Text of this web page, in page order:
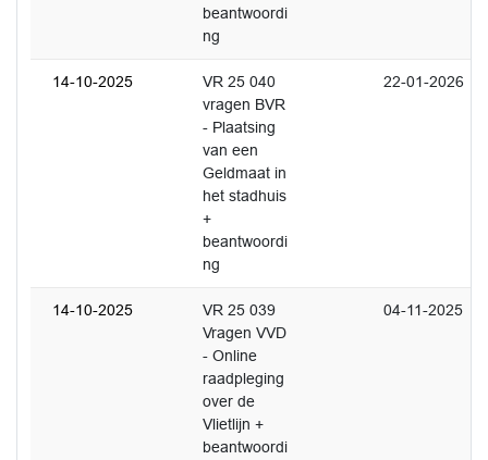
beantwoordi
ng
14-10-2025
VR 25 040
vragen BVR
- Plaatsing
van een
Geldmaat in
het stadhuis
+
beantwoordi
ng
22-01-2026
14-10-2025
VR 25 039
Vragen VVD
- Online
raadpleging
over de
Vlietlijn +
beantwoordi
04-11-2025